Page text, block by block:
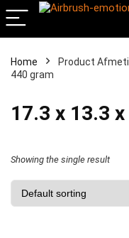
Home Product
440 gram
‎17.3 x 13.3
Showing the single result